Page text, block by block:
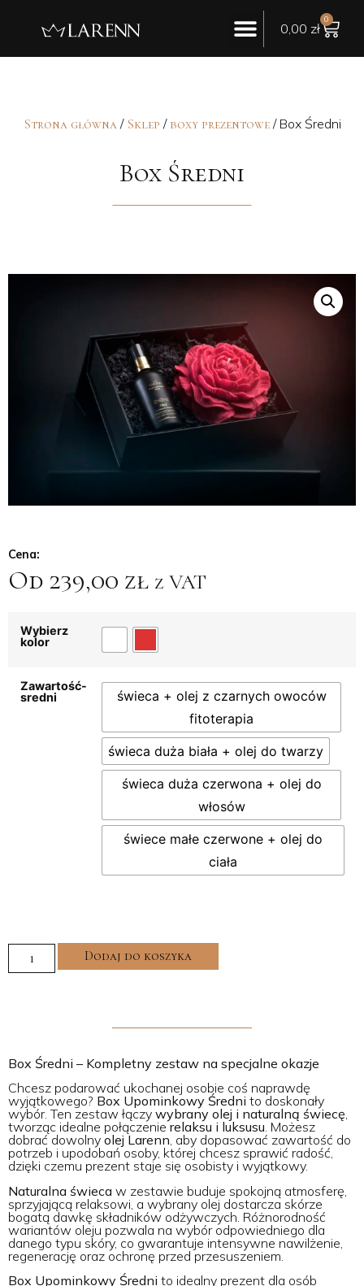
0,00 zł
0
Strona główna/ Sklep / boxy prezentowe/ Box Średni
Box Średni
Cena:
Od 239,00 zł z VAT
Wybierz
kolor
Zawartość-
sredni
świeca + olej z czarnych owoców
fitoterapia
świeca duża biała + olej do twarzy
świeca duża czerwona + olej do
włosów
świece małe czerwone + olej do
ciała
Dodaj do koszyka
Box Średni – Kompletny zestaw na specjalne okazje
Chcesz podarować ukochanej osobie coś naprawdę
wyjątkowego? Box Upominkowy Średni to doskonały
wybór. Ten zestaw łączy wybrany olej i naturalną świecę,
tworząc idealne połączenierelaksu i luksusu. Możesz
dobrać dowolny olej Larenn, aby dopasować zawartość do
potrzeb i upodobań osoby, której chcesz sprawić radość,
dzięki czemu prezent staje się osobisty i wyjątkowy.
Naturalna świeca w zestawie buduje spokojną atmosferę,
sprzyjającą relaksowi, a wybrany olej dostarcza skórze
bogatą dawkę składników odżywczych. Różnorodność
wariantów oleju pozwala na wybór odpowiedniego dla
danego typu skóry, co gwarantuje intensywne nawilżenie,
regenerację oraz ochronę przed przesuszeniem.
Box Upominkowy Średni to idealny prezent dla osób